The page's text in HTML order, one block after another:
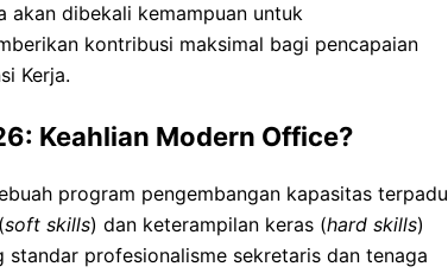
dibekali kemampuan untuk
kontribusi maksimal bagi pencapaian
Kerja.
Keahlian Modern Office?
program pengembangan kapasitas terpadu
soft skills) dan keterampilan keras (hard skills)
profesionalisme sekretaris dan tenaga